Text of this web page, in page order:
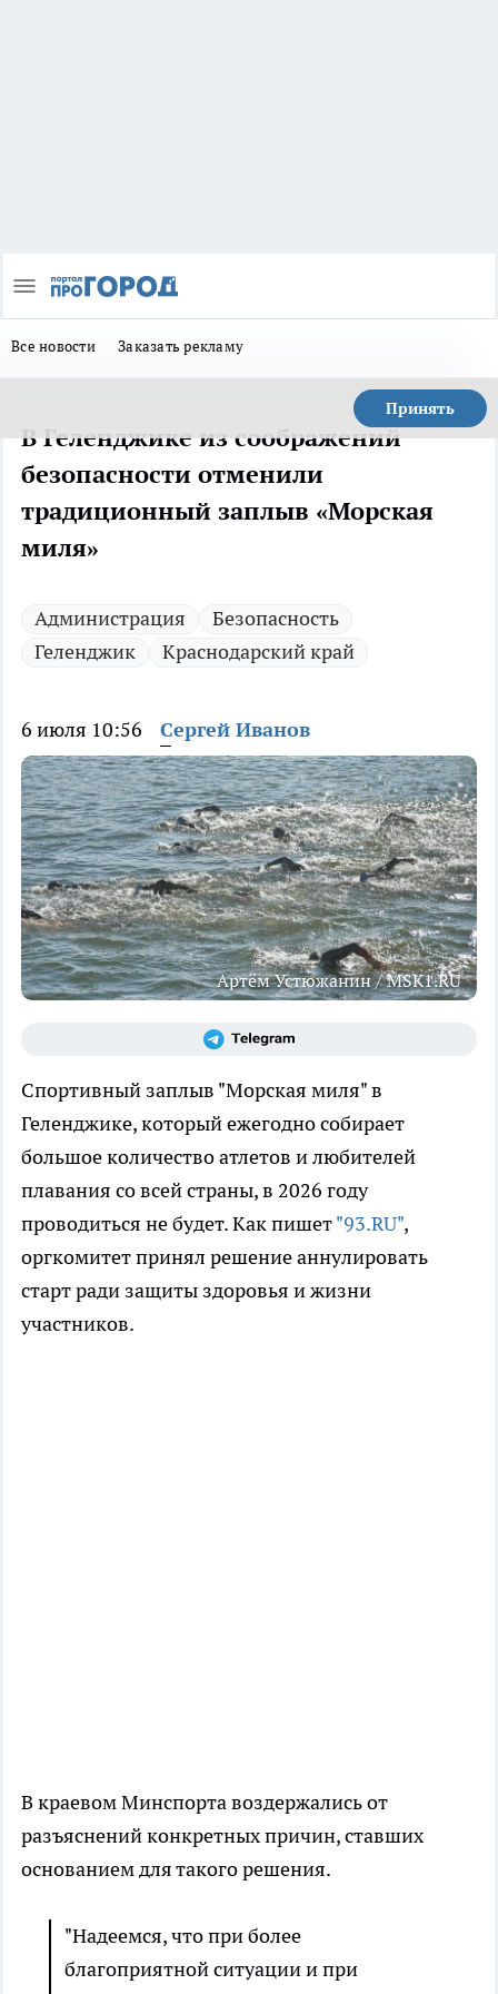
Все новости Заказать рекламу
Принять
В Геленджике из соображений
безопасности отменили
традиционный заплыв «Морская
миля»
Администрация
Безопасность
Геленджик
Краснодарский край
6 июля 10:56 Сергей Иванов
Артём Устюжанин / MSK1.RU
Спортивный заплыв "Морская миля" в
Геленджике, который ежегодно собирает
большое количество атлетов и любителей
плавания со всей страны, в 2026 году
проводиться не будет. Как пишет"93.RU",
оргкомитет принял решение аннулировать
старт ради защиты здоровья и жизни
участников.
В краевом Минспорта воздержались от
разъяснений конкретных причин, ставших
основанием для такого решения.
"Надеемся, что при более
благоприятной ситуации и при